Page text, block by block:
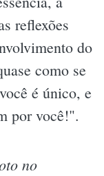
reflexões
do
como se
é único, e
por você!".
no